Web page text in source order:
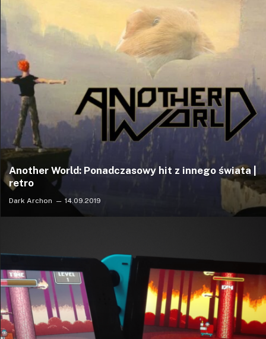
Another World: Ponadczasowy hit z innego świata |
retro
Dark Archon 14.09.2019